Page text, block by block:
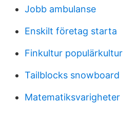
Jobb ambulanse
Enskilt företag starta
Finkultur populärkultur
Tailblocks snowboard
Matematiksvarigheter